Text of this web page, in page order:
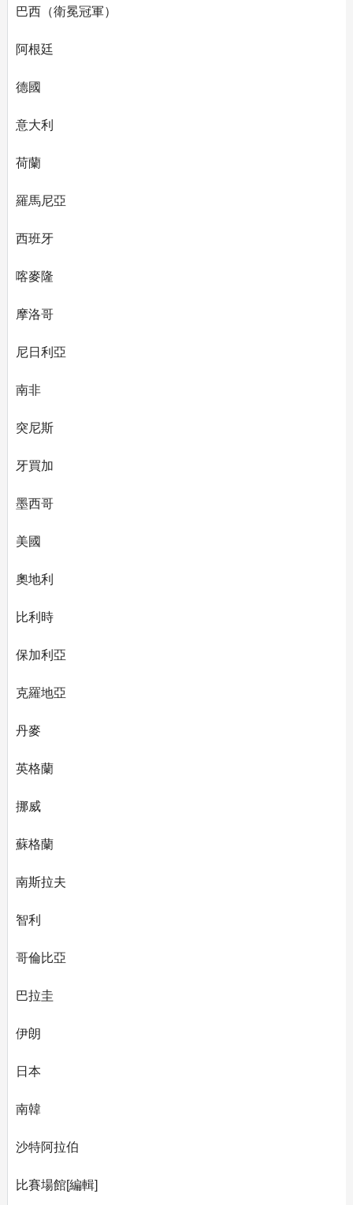
巴西（衛冕冠軍）
阿根廷
德國
意大利
荷蘭
羅馬尼亞
西班牙
喀麥隆
摩洛哥
尼日利亞
南非
突尼斯
牙買加
墨西哥
美國
奧地利
比利時
保加利亞
克羅地亞
丹麥
英格蘭
挪威
蘇格蘭
南斯拉夫
智利
哥倫比亞
巴拉圭
伊朗
日本
南韓
沙特阿拉伯
比賽場館[編輯]